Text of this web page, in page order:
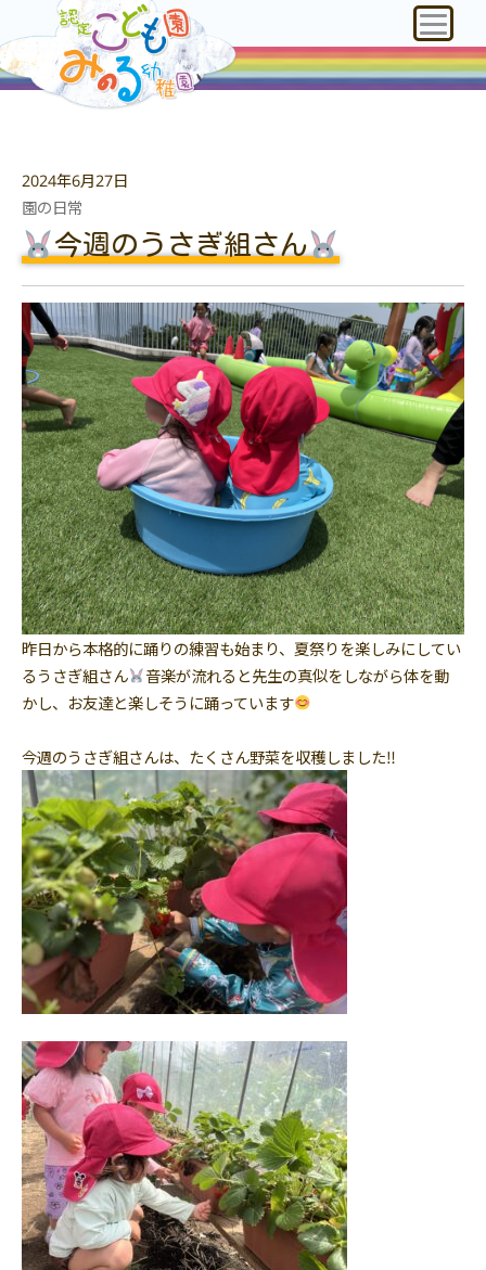
2024年6月27日
園の日常
今週のうさぎ組さん
昨日から本格的に踊りの練習も始まり、夏祭りを楽しみにしてい
るうさぎ組さん
音楽が流れると先生の真似をしながら体を動
かし、お友達と楽しそうに踊っています
今週のうさぎ組さんは、たくさん野菜を収穫しました‼︎